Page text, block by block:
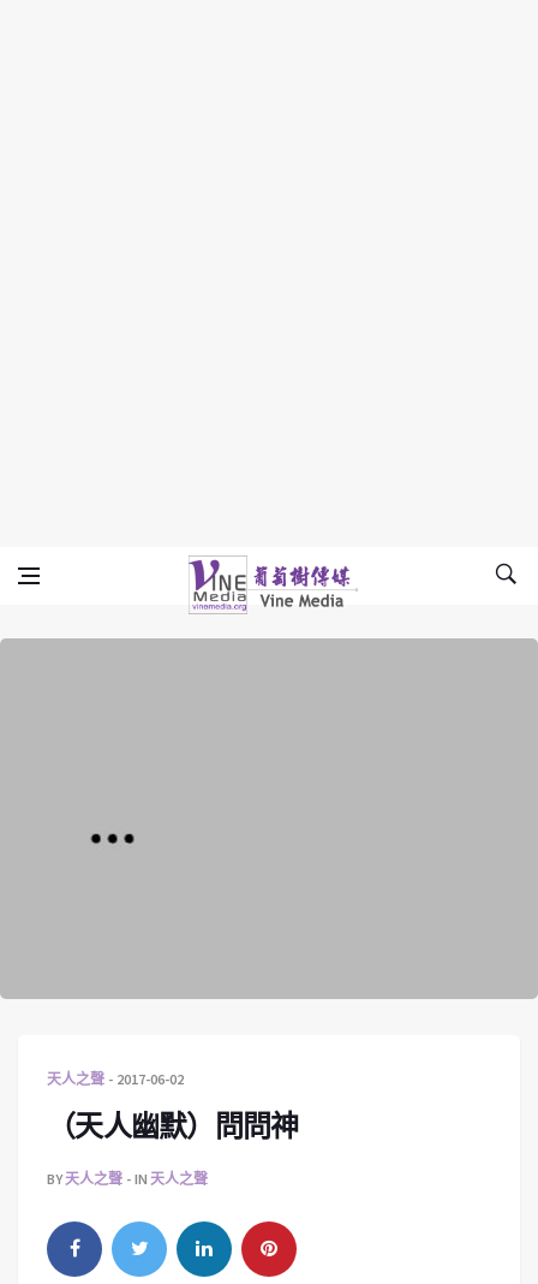
Vine Media
葡萄樹傳媒
天人之聲 2017-06-02
（天人幽默）問問神
BY天人之聲 IN 天人之聲